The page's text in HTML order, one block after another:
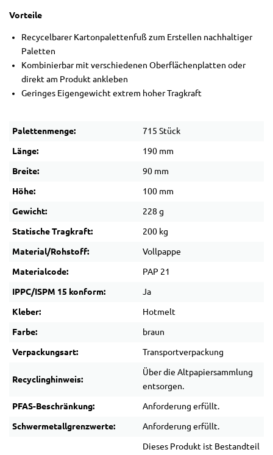
Vorteile
Recycelbarer Kartonpalettenfuß zum Erstellen nachhaltiger
Paletten
Kombinierbar mit verschiedenen Oberflächenplatten oder
direkt am Produkt ankleben
Geringes Eigengewicht extrem hoher Tragkraft
Palettenmenge: 715 Stück
Länge: 190 mm
Breite: 90 mm
Höhe: 100 mm
Gewicht: 228 g
Statische Tragkraft: 200 kg
Material/Rohstoff: Vollpappe
Materialcode: PAP 21
IPPC/ISPM 15 konform: Ja
Kleber: Hotmelt
Farbe: braun
Verpackungsart: Transportverpackung
Recyclinghinweis:
Über die Altpapiersammlung
entsorgen.
PFAS-Beschränkung: Anforderung erfüllt.
Schwermetallgrenzwerte: Anforderung erfüllt.
Dieses Produkt ist Bestandteil